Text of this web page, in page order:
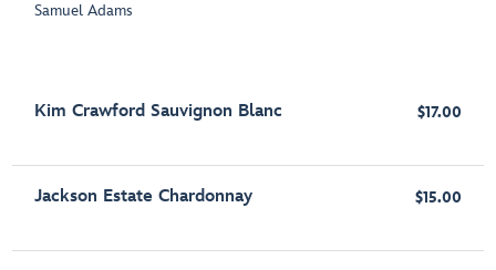
Samuel Adams
Kim Crawford Sauvignon Blanc $17.00
Jackson Estate Chardonnay $15.00